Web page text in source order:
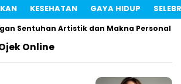
KESEHATAN GAYA HIDUP
Sentuhan Artistik dan Makna Personal
Online